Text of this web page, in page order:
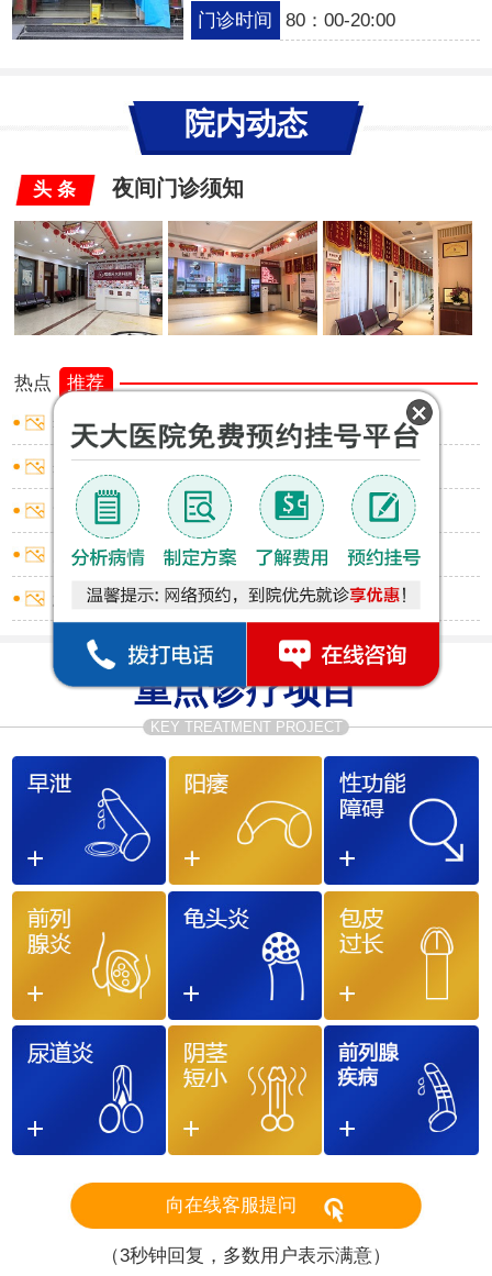
门诊时间 80：00-20:00
院内动态
头 条 夜间门诊须知
热点
推荐
睾丸炎怎样止痛
睾丸炎怎样止痛
龟头炎红点不痛不痒
尿道炎出血怎么回事
怎么判断是否包皮过长
重点诊疗项目
KEY TREATMENT PROJECT
向在线客服提问
（3秒钟回复，多数用户表示满意）